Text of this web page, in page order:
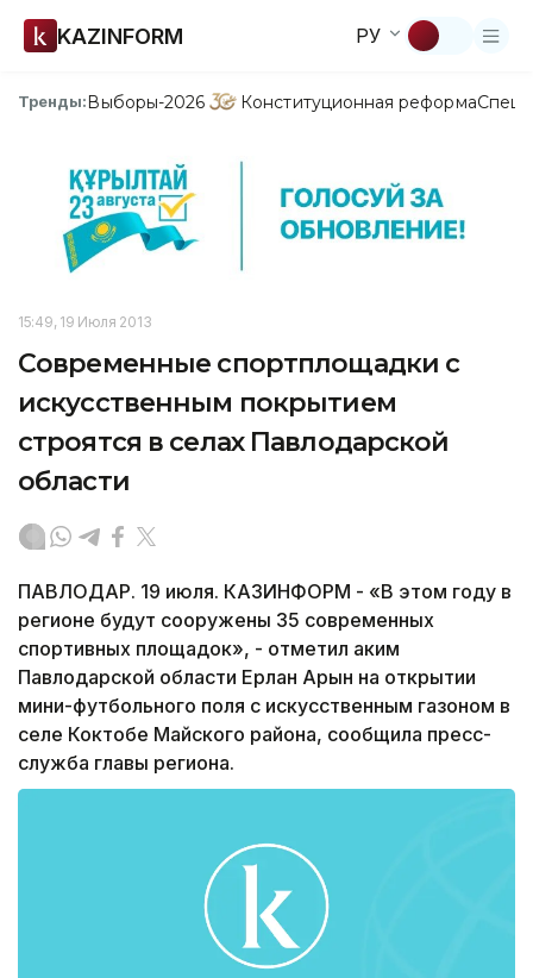
KAZINFORM РУ
Тренды:Выборы-2026 Конституционная реформа
15:49, 19 Июля 2013
Современные спортплощадки с
искусственным покрытием
строятся в селах Павлодарской
области
ПАВЛОДАР. 19 июля. КАЗИНФОРМ - «В этом году в
регионе будут сооружены 35 современных
спортивных площадок», - отметил аким
Павлодарской области Ерлан Арын на открытии
мини-футбольного поля с искусственным газоном в
селе Коктобе Майского района, сообщила пресс-
служба главы региона.